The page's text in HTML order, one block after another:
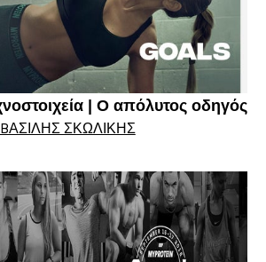
| Ο απόλυτος οδηγός
ΣΚΩΛΊΚΗΣ